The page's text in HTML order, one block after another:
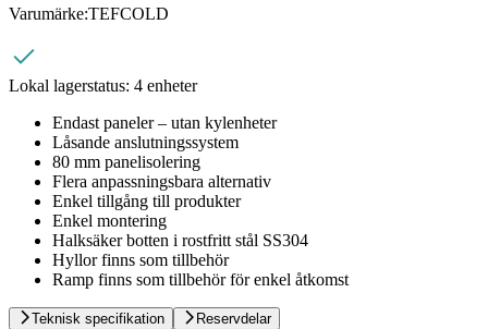
Varumärke:TEFCOLD
Lokal lagerstatus: 4 enheter
Endast paneler – utan kylenheter
Låsande anslutningssystem
80 mm panelisolering
Flera anpassningsbara alternativ
Enkel tillgång till produkter
Enkel montering
Halksäker botten i rostfritt stål SS304
Hyllor finns som tillbehör
Ramp finns som tillbehör för enkel åtkomst
Teknisk specifikation Reservdelar